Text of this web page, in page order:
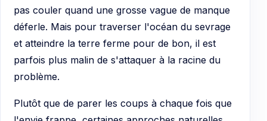
pas couler quand une grosse vague de manque
déferle. Mais pour traverser l'océan du sevrage
et atteindre la terre ferme pour de bon, il est
parfois plus malin de s'attaquer à la racine du
problème.
Plutôt que de parer les coups à chaque fois que